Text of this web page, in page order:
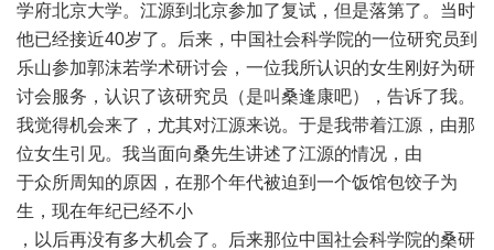
学府北京大学。江源到北京参加了复试，但是落第了。当时
他已经接近40岁了。后来，中国社会科学院的一位研究员到
乐山参加郭沫若学术研讨会，一位我所认识的女生刚好为研
讨会服务，认识了该研究员（是叫桑逢康吧），告诉了我。
我觉得机会来了，尤其对江源来说。于是我带着江源，由那
位女生引见。我当面向桑先生讲述了江源的情况，由
于众所周知的原因，在那个年代被迫到一个饭馆包饺子为
生，现在年纪已经不小
，以后再没有多大机会了。后来那位中国社会科学院的桑研